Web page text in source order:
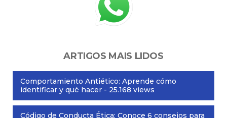
ARTIGOS MAIS LIDOS
Comportamiento Antiético: Aprende cómo
Código de Conducta Ética: Conoce 6 consejos para